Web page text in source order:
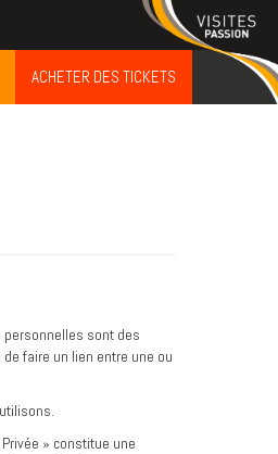
ACHETER DES TICKETS
sont des
faire un lien entre une ou
» constitue une